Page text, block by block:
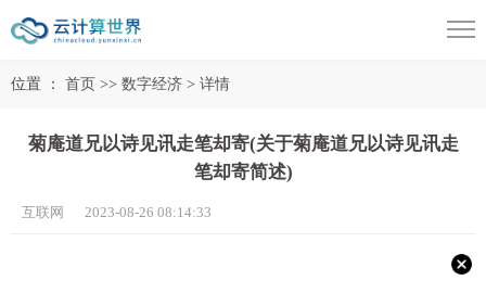
位置 ： 首页 >> 数字经济 > 详情
菊庵道兄以诗见讯走笔却寄(关于菊庵道兄以诗见讯走
笔却寄简述)
互联网 2023-08-26 08:14:33